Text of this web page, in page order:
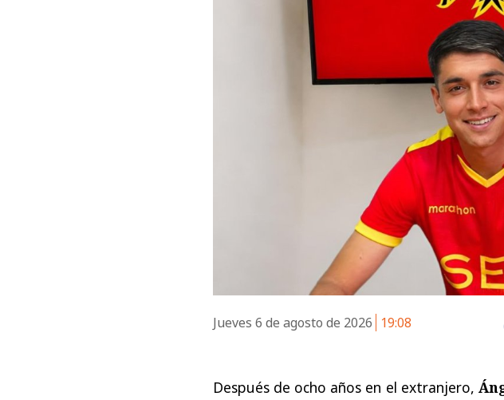
Jueves 6 de agosto de 2026 19:08
Después de ocho años en el extranjero,